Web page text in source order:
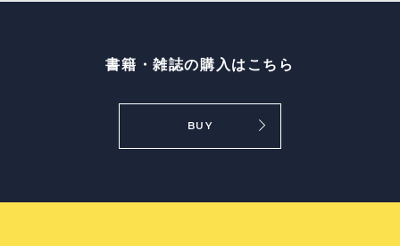
書籍・雑誌の購入はこちら
BUY